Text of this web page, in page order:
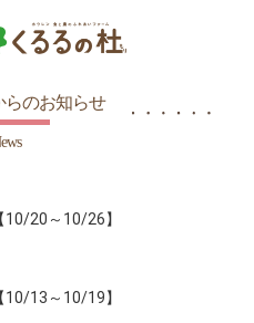
らのお知らせ
20～10/26】
13～10/19】